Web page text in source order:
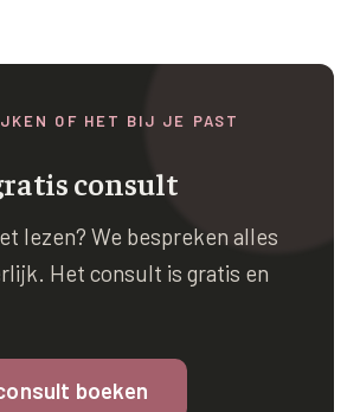
OF HET BIJ JE PAST
consult
lezen? We bespreken alles
Het consult is gratis en
boeken